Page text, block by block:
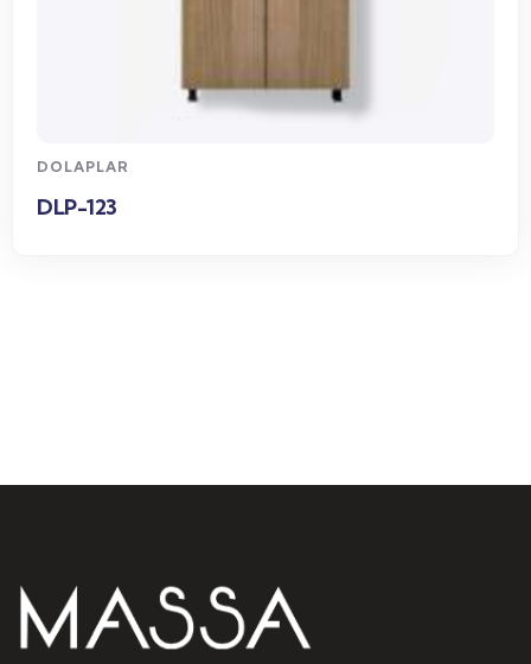
WhatsApp Sipariş
DOLAPLAR
DLP-123